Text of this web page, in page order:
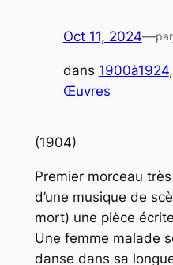
Oct 11, 2024—par
dans 1900à1924,
Œuvres
(1904)
Premier morceau
d’une musique de
mort) une pièce
Une femme malade
danse dans sa